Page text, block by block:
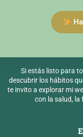
Si estás listo para
descubrir los hábitos
te invito a explorar mi
con la salud, la